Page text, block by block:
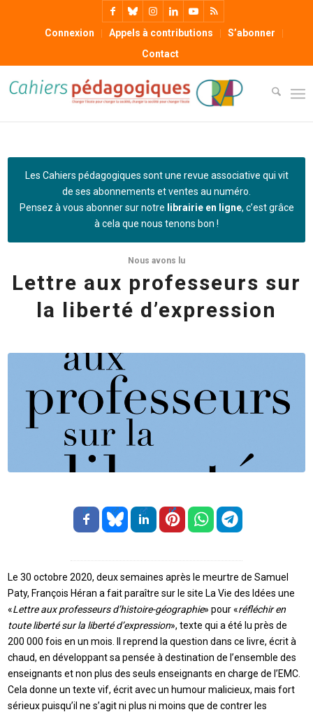
Connexion Appels à contributions
S’abonner
Contact
Les Cahiers pédagogiques sont une revue associative qui vit
de ses abonnements et ventes au numéro.
Pensez à vous abonner sur notre librairie en ligne, c’est grâce
à cela que nous tenons bon !
Nous avons lu
Lettre aux professeurs sur
la liberté d’expression
Le 30 octobre 2020, deux semaines après le meurtre de Samuel
Paty, François Héran a fait paraître sur le site La Vie des Idées une
«Lettre aux professeurs d’histoire-géographie» pour «réfléchir en
toute liberté sur la liberté d’expression», texte qui a été lu près de
200 000 fois en un mois. Il reprend la question dans ce livre, écrit à
chaud, en développant sa pensée à destination de l’ensemble des
enseignants et non plus des seuls enseignants en charge de l’EMC.
Cela donne un texte vif, écrit avec un humour malicieux, mais fort
sérieux puisqu’il ne s’agit ni plus ni moins que de contrer les